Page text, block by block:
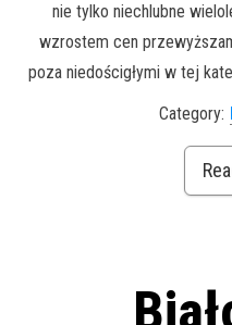
nie tylko niechlubne
wzrostem cen
poza niedościgłymi w tej
Category: